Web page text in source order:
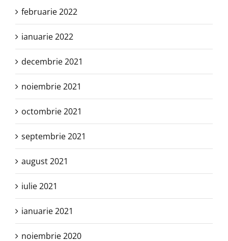
februarie 2022
ianuarie 2022
decembrie 2021
noiembrie 2021
octombrie 2021
septembrie 2021
august 2021
iulie 2021
ianuarie 2021
noiembrie 2020